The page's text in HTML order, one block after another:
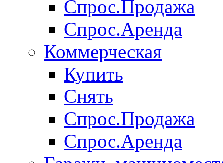
Спрос.Продажа
Спрос.Аренда
Коммерческая
Купить
Снять
Спрос.Продажа
Спрос.Аренда